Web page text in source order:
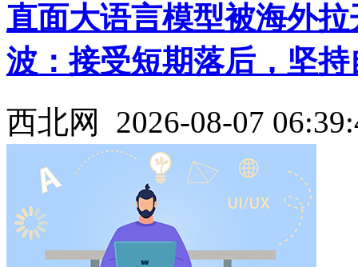
直面大语言模型被海外
波：接受短期落后，坚
西北网 2026-08-07